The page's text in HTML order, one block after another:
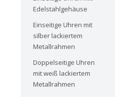
Edelstahlgehäuse
Einseitige Uhren mit
silber lackiertem
Metallrahmen
Doppelseitige Uhren
mit weiß lackiertem
Metallrahmen